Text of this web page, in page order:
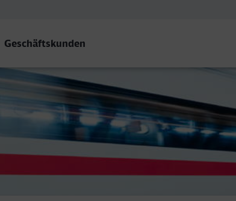
Geschäftskunden